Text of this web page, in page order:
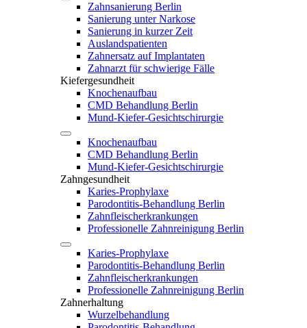
Zahnsanierung Berlin
Sanierung unter Narkose
Sanierung in kurzer Zeit
Auslandspatienten
Zahnersatz auf Implantaten
Zahnarzt für schwierige Fälle
Kiefergesundheit
Knochenaufbau
CMD Behandlung Berlin
Mund-Kiefer-Gesichtschirurgie
Knochenaufbau
CMD Behandlung Berlin
Mund-Kiefer-Gesichtschirurgie
Zahngesundheit
Karies-Prophylaxe
Parodontitis-Behandlung Berlin
Zahnfleischerkrankungen
Professionelle Zahnreinigung Berlin
Karies-Prophylaxe
Parodontitis-Behandlung Berlin
Zahnfleischerkrankungen
Professionelle Zahnreinigung Berlin
Zahnerhaltung
Wurzelbehandlung